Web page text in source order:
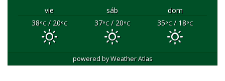
vie sáb
dom
38°C/ 20°C 37°C/ 20°C 35°C/ 18°C
powered byWeather Atlas